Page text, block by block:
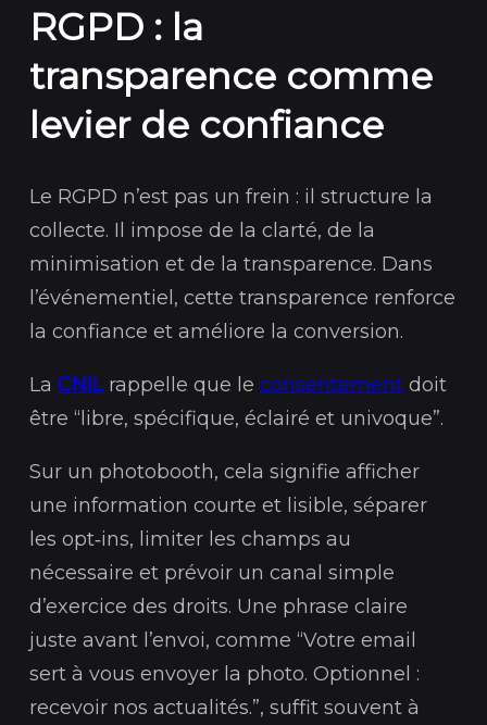
RGPD : la
transparence comme
levier de confiance
Le RGPD n’est pas un frein : il structure la
collecte. Il impose de la clarté, de la
minimisation et de la transparence. Dans
l’événementiel, cette transparence renforce
la confiance et améliore la conversion.
La CNILrappelle que le consentement doit
être “libre, spécifique, éclairé et univoque”.
Sur un photobooth, cela signifie afficher
une information courte et lisible, séparer
les opt‑ins, limiter les champs au
nécessaire et prévoir un canal simple
d’exercice des droits. Une phrase claire
juste avant l’envoi, comme “Votre email
sert à vous envoyer la photo. Optionnel :
recevoir nos actualités.”, suffit souvent à